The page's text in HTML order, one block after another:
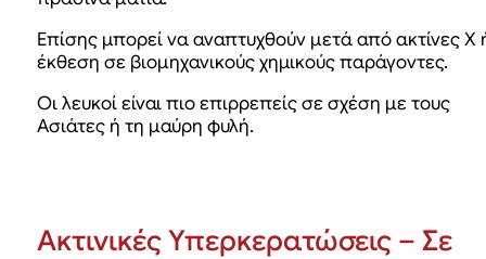
Επίσης μπορεί να αναπτυχθούν μετά από ακτίνες Χ
έκθεση σε βιομηχανικούς χημικούς παράγοντες.
Οι λευκοί είναι πιο επιρρεπείς σε σχέση με τους
Ασιάτες ή τη μαύρη φυλή.
Ακτινικές Υπερκερατώσεις – Σε